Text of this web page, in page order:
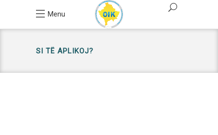
Menu
SI TË APLIKOJ?